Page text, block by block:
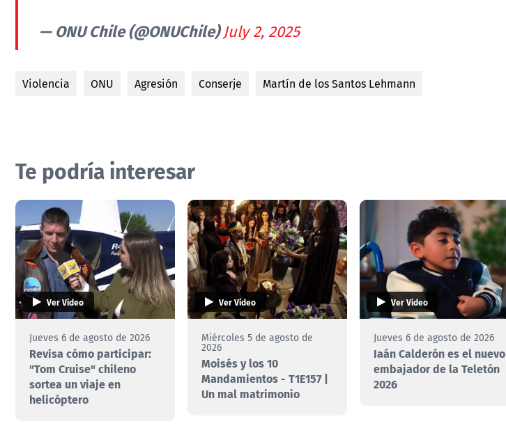
— ONU Chile (@ONUChile)July 2, 2025
Violencia ONU Agresión Conserje Martín de los Santos Lehmann
Te podría interesar
Ver Video
Jueves 6 de agosto de 2026
Revisa cómo participar:
"Tom Cruise" chileno
sortea un viaje en
helicóptero
Ver Video
Miércoles 5 de agosto de
2026
Moisés y los 10
Mandamientos - T1E157 |
Un mal matrimonio
Ver Video
Jueves 6 de agosto de 2026
Iaán Calderón es el nuevo
embajador de la Teletón
2026